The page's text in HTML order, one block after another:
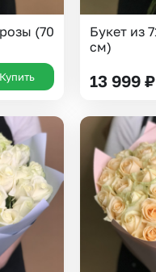
Или
(70
Купить
Букет из
см)
13 999 ₽